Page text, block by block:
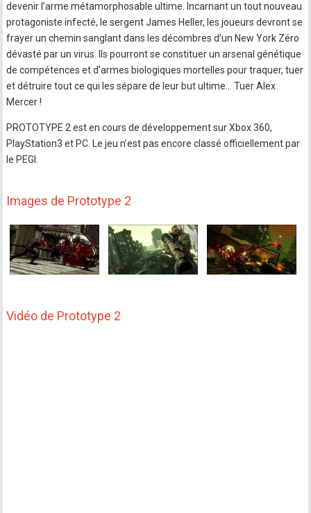
devenir l’arme métamorphosable ultime. Incarnant un tout nouveau
protagoniste infecté, le sergent James Heller, les joueurs devront se
frayer un chemin sanglant dans les décombres d’un New York Zéro
dévasté par un virus. Ils pourront se constituer un arsenal génétique
de compétences et d’armes biologiques mortelles pour traquer, tuer
et détruire tout ce qui les sépare de leur but ultime… Tuer Alex
Mercer !
PROTOTYPE 2 est en cours de développement sur Xbox 360,
PlayStation3 et PC. Le jeu n’est pas encore classé officiellement par
le PEGI.
Images de Prototype 2
Vidéo de Prototype 2